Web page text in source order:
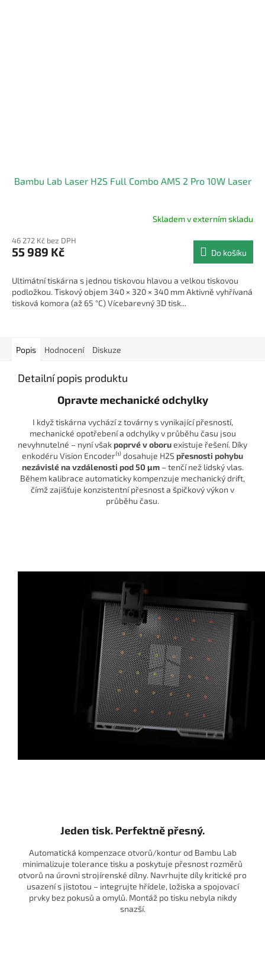
Bambu Lab Laser H2S Full Combo AMS 2 Pro 10W Laser
Skladem v externím skladu
46 272 Kč bez DPH
55 989 Kč Do košíku
Ultimátní tiskárna s jednou tiskovou hlavou a velkou tiskovou
podložkou. Tiskový objem 340 × 320 × 340 mm Aktivně vyhřívaná
tisková komora (až 65 °C) Vícebarevný 3D tisk...
Popis Hodnocení Diskuze
Detailní popis produktu
Opravte mechanické odchylky
I když tiskárna vychází z továrny s vynikající přesností,
mechanické opotřebení a odchylky v průběhu času jsou
nevyhnutelné – nyní všakpoprvé v oboruexistuje řešení. Díky
enkodéru Vision Encoder⁽¹⁾ dosahuje H2S přesnosti pohybu
nezávislé na vzdálenosti pod 50 μm– tenčí než lidský vlas.
Během kalibrace automaticky kompenzuje mechanický drift,
čímž zajišťuje konzistentní přesnost a špičkový výkon v
průběhu času.
Jeden tisk. Perfektně přesný.
Automatická kompenzace otvorů/kontur od Bambu Lab
minimalizuje tolerance tisku a poskytuje přesnost rozměrů
otvorů na úrovni strojírenské dílny. Navrhujte díly kritické pro
usazení s jistotou – integrujte hřídele, ložiska a spojovací
prvky bez pokusů a omylů. Montáž po tisku nebyla nikdy
snazší.